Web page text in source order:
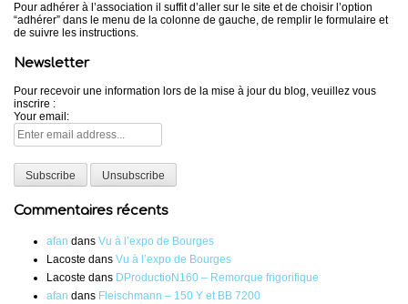
Pour adhérer à l’association il suffit d’aller sur le site et de choisir l’option
“adhérer” dans le menu de la colonne de gauche, de remplir le formulaire et
de suivre les instructions.
Newsletter
Pour recevoir une information lors de la mise à jour du blog, veuillez vous
inscrire :
Your email:
Commentaires récents
afan dans Vu à l’expo de Bourges
Lacoste dans Vu à l’expo de Bourges
Lacoste dans DProductioN160 – Remorque frigorifique
afan dans Fleischmann – 150 Y et BB 7200